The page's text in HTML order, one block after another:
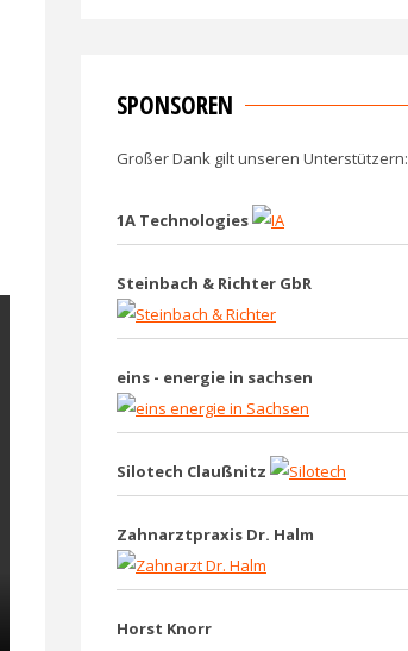
SPONSOREN
Großer Dank gilt unseren Unterstützern:
1A Technologies
Steinbach & Richter GbR
eins - energie in sachsen
Silotech Claußnitz
Zahnarztpraxis Dr. Halm
Horst Knorr